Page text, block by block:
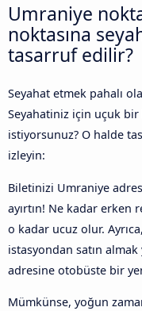
Umraniye
noktasına
tasarruf edilir?
Seyahat etmek pahalı
Seyahatiniz için uçuk bir
istiyorsunuz? O halde
izleyin:
Biletinizi Umraniye
ayırtın! Ne kadar erken
o kadar ucuz olur.
istasyondan satın
adresine otobüste bir
Mümkünse, yoğun